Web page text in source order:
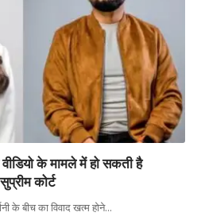
के मामले में हो सकती है
कोर्ट
के बीच का विवाद खत्म होने…